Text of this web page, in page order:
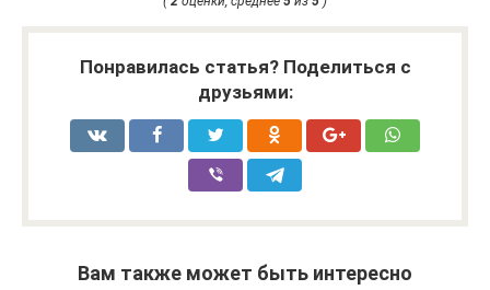
Понравилась статья? Поделиться с
друзьями:
Вам также может быть интересно